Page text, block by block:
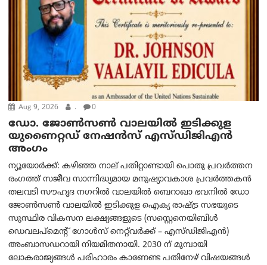
Aug 9, 2026 . 0
ഡോ. ജോൺസൺ വാലയിൽ ഇടിക്കുള
യുണൈറ്റഡ് നേഷൻസ് എസ്ഡിജിഎൻ
അംഗം
ന്യൂയോര്‍ക്ക്: കഴിഞ്ഞ നാല് പതിറ്റാണ്ടായി പൊതു പ്രവർത്തന
രംഗത്ത് സജീവ സാന്നിദ്ധ്യമായ മനുഷ്യാവകാശ പ്രവർത്തകൻ
തലവടി സൗഹൃദ നഗറിൽ വാലയിൽ ബെറാഖാ ഭവനിൽ ഡോ
ജോൺസൺ വാലയിൽ ഇടിക്കുള ഐക്യ രാഷ്ട്ര സഭയുടെ
സുസ്ഥിര വികസന ലക്ഷ്യങ്ങളുടെ (സസ്റ്റെനെയിബിൾ
ഡെവലപ്‌മെന്റ് ഗോൾസ് നെറ്റ്‌വർക്ക് – എസ്ഡിജിഎൻ)
അംബാസഡറായി നിയമിതനായി. 2030 ന് മുമ്പായി
ലോകരാജ്യങ്ങൾ പരിഹാരം കാണേണ്ട പതിനേഴ് വിഷയങ്ങൾ